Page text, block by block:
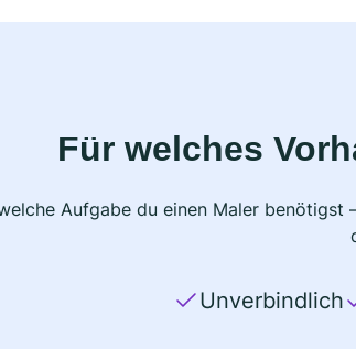
Für welches
Aufgabe du einen Maler
Unverbindlich